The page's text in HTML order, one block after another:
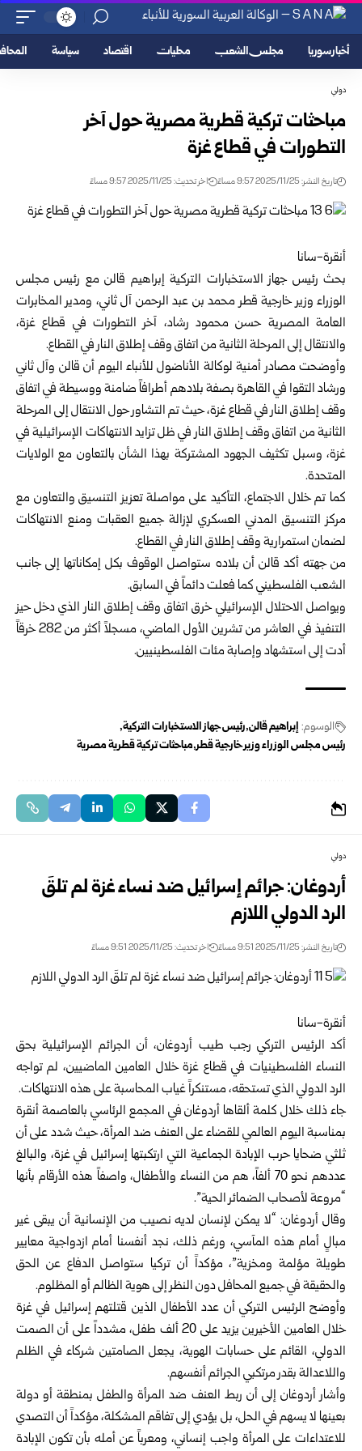
أخبار سوريا مجلس الشعب محليات اقتصاد سياسة
دولي
مباحثات تركية قطرية مصرية حول آخر
التطورات في قطاع غزة
تاريخ النشر: 2025/11/25 9:57 مساءً اخر تحديث: 2025/11/25 9:57 مساءً
أنقرة-سانا
بحث رئيس جهاز الاستخبارات التركية إبراهيم قالن مع رئيس مجلس
الوزراء وزير خارجية قطر محمد بن عبد الرحمن آل ثاني، ومدير المخابرات
العامة المصرية حسن محمود رشاد، آخر التطورات في قطاع غزة،
والانتقال إلى المرحلة الثانية من اتفاق وقف إطلاق النار في القطاع.
وأوضحت مصادر أمنية لوكالة الأناضول للأنباء اليوم أن قالن وآل ثاني
ورشاد التقوا في القاهرة بصفة بلادهم أطرافاً ضامنة ووسيطة في اتفاق
وقف إطلاق النار في قطاع غزة، حيث تم التشاور حول الانتقال إلى المرحلة
الثانية من اتفاق وقف إطلاق النار في ظل تزايد الانتهاكات الإسرائيلية في
غزة، وسبل تكثيف الجهود المشتركة بهذا الشأن بالتعاون مع الولايات
المتحدة.
كما تم خلال الاجتماع، التأكيد على مواصلة تعزيز التنسيق والتعاون مع
مركز التنسيق المدني العسكري لإزالة جميع العقبات ومنع الانتهاكات
لضمان استمرارية وقف إطلاق النار في القطاع.
من جهته أكد قالن أن بلاده ستواصل الوقوف بكل إمكاناتها إلى جانب
الشعب الفلسطيني كما فعلت دائماً في السابق.
ويواصل الاحتلال الإسرائيلي خرق اتفاق وقف إطلاق النار الذي دخل حيز
التنفيذ في العاشر من تشرين الأول الماضي، مسجلاً أكثر من 282 خرقاً
أدت إلى استشهاد وإصابة مئات الفلسطينيين.
الوسوم: إبراهيم قالن رئيس جهاز الاستخبارات التركية
رئيس مجلس الوزراء وزير خارجية قطر مباحثات تركية قطرية مصرية
دولي
أردوغان: جرائم إسرائيل ضد نساء غزة لم تلقَ
الرد الدولي اللازم
تاريخ النشر: 2025/11/25 9:51 مساءً اخر تحديث: 2025/11/25 9:51 مساءً
أنقرة-سانا
أكد الرئيس التركي رجب طيب أردوغان، أن الجرائم الإسرائيلية بحق
النساء الفلسطينيات في قطاع غزة خلال العامين الماضيين، لم تواجه
الرد الدولي الذي تستحقه، مستنكراً غياب المحاسبة على هذه الانتهاكات.
جاء ذلك خلال كلمة ألقاها أردوغان في المجمع الرئاسي بالعاصمة أنقرة
بمناسبة اليوم العالمي للقضاء على العنف ضد المرأة، حيث شدد على أن
ثلثي ضحايا حرب الإبادة الجماعية التي ارتكبتها إسرائيل في غزة، والبالغ
عددهم نحو 70 ألفاً، هم من النساء والأطفال، واصفاً هذه الأرقام بأنها
“مروعة لأصحاب الضمائر الحية”.
وقال أردوغان: “لا يمكن لإنسان لديه نصيب من الإنسانية أن يبقى غير
مبالٍ أمام هذه المآسي، ورغم ذلك، نجد أنفسنا أمام ازدواجية معايير
طويلة مؤلمة ومخزية”، مؤكداً أن تركيا ستواصل الدفاع عن الحق
والحقيقة في جميع المحافل دون النظر إلى هوية الظالم أو المظلوم.
وأوضح الرئيس التركي أن عدد الأطفال الذين قتلتهم إسرائيل في غزة
خلال العامين الأخيرين يزيد على 20 ألف طفل، مشدداً على أن الصمت
الدولي، القائم على حسابات الهوية، يجعل الصامتين شركاء في الظلم
واللاعدالة بقدر مرتكبي الجرائم أنفسهم.
وأشار أردوغان إلى أن ربط العنف ضد المرأة والطفل بمنطقة أو دولة
بعينها لا يسهم في الحل، بل يؤدي إلى تفاقم المشكلة، مؤكداً أن التصدي
للاعتداءات على المرأة واجب إنساني، ومعرباً عن أمله بأن تكون الإبادة